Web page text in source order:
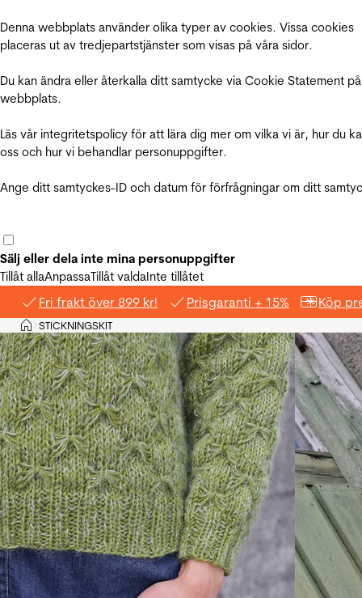
Denna webbplats använder olika typer av cookies. Vissa cookies
placeras ut av tredjepartstjänster som visas på våra sidor.
Du kan ändra eller återkalla ditt samtycke via Cookie Statement
webbplats.
Läs vår integritetspolicy för att lära dig mer om vilka vi är, hur du
oss och hur vi behandlar personuppgifter.
Ange ditt samtyckes-ID och datum för förfrågningar om ditt
Sälj eller dela inte mina personuppgifter
Tillåt allaAnpassaTillåt valdaInte tillåtet
Fri frakt över 899 kr! Prisgaranti + 15% Köp
Hem
>STICKNINGSKIT